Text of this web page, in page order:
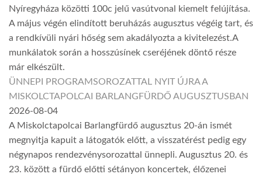
Nyíregyháza közötti 100c jelű vasútvonal kiemelt felújítása.
A május végén elindított beruházás augusztus végéig tart, és
a rendkívüli nyári hőség sem akadályozta a kivitelezést.A
munkálatok során a hosszúsínek cseréjének döntő része
már elkészült.
ÜNNEPI PROGRAMSOROZATTAL NYIT ÚJRA A
MISKOLCTAPOLCAI BARLANGFÜRDŐ AUGUSZTUSBAN
2026-08-04
A Miskolctapolcai Barlangfürdő augusztus 20-án ismét
megnyitja kapuit a látogatók előtt, a visszatérést pedig egy
négynapos rendezvénysorozattal ünnepli. Augusztus 20. és
23. között a fürdő előtti sétányon koncertek, élőzenei